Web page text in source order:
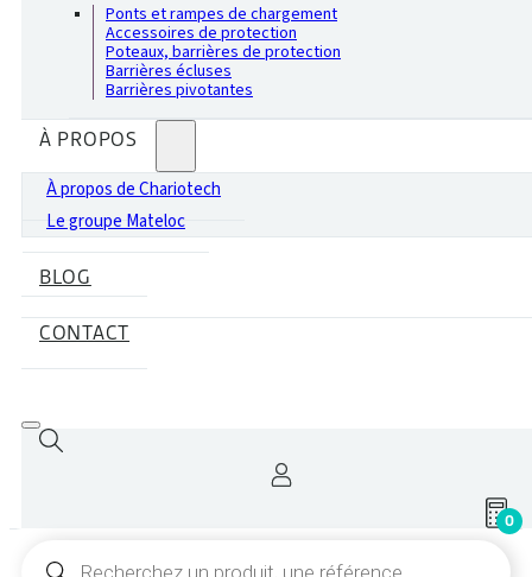
Ponts et rampes de chargement
Accessoires de protection
Poteaux, barrières de protection
Barrières écluses
Barrières pivotantes
À PROPOS
À propos de Chariotech
Le groupe Mateloc
BLOG
CONTACT
0